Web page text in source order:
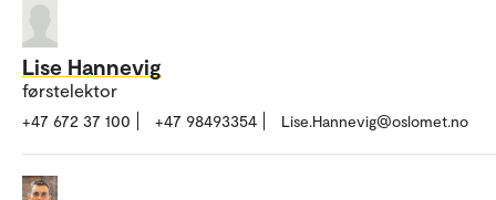
Lise Hannevig
førstelektor
+47 672 37 100 +47 98493354 Lise.Hannevig@oslomet.no